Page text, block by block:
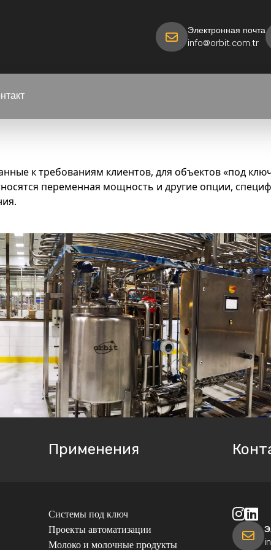
Электронная почта
info@orbit.com.tr
к требованиям клиентов, для объектов «под
переменная мощность и другие опции,
Применения
Системы под ключ
Проекты автоматизации
Молоко и молочные продукты